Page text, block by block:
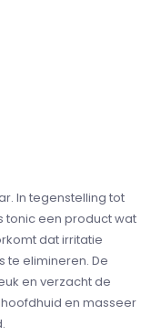
In tegenstelling tot
tonic een product wat
dat irritatie
te elimineren. De
en verzacht de
en masseer